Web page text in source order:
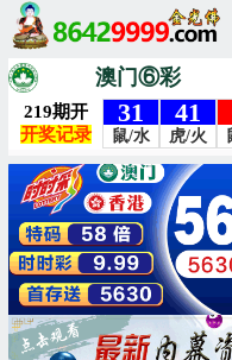
澳门⑥彩